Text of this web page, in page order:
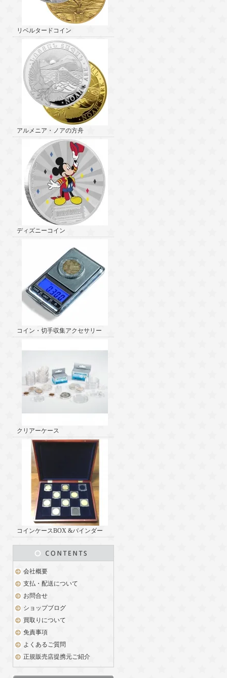
リベルタードコイン
アルメニア・ノアの方舟
ディズニーコイン
コイン・切手収集アクセサリー
クリアーケース
コインケースBOX &バインダー
会社概要
支払・配送について
お問合せ
ショップブログ
買取りについて
免責事項
よくあるご質問
正規販売店提携元ご紹介